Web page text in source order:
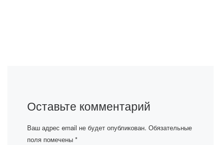
Оставьте комментарий
Ваш адрес email не будет опубликован. Обязательные
поля помечены *